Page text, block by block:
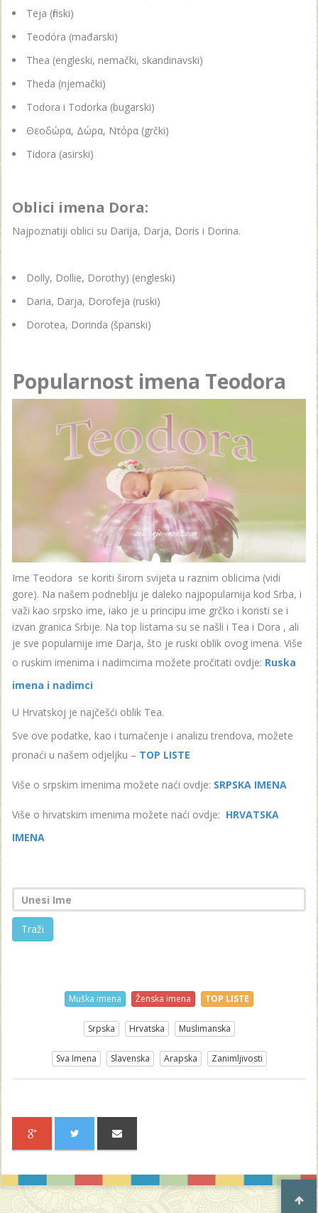
Teja (finski)
Teodóra (mađarski)
Thea (engleski, nemački, skandinavski)
Theda (njemački)
Todora i Todorka (bugarski)
Θεοδώρα, Δώρα, Ντόρα (grčki)
Tidora (asirski)
Oblici imena Dora:
Najpoznatiji oblici su Darija, Darja, Doris i Dorina.
Dolly, Dollie, Dorothy) (engleski)
Daria, Darja, Dorofeja (ruski)
Dorotea, Dorinda (španski)
Popularnost imena Teodora
Ime Teodora se koriti širom svijeta u raznim oblicima (vidi
gore). Na našem podneblju je daleko najpopularnija kod Srba, i
važi kao srpsko ime, iako je u principu ime grčko i koristi se i
izvan granica Srbije. Na top listama su se našli i Tea i Dora , ali
je sve popularnije ime Darja, što je ruski oblik ovog imena. Više
o ruskim imenima i nadimcima možete pročitati ovdje: Ruska
imena i nadimci
U Hrvatskoj je najčešći oblik Tea.
Sve ove podatke, kao i tumačenje i analizu trendova, možete
pronaći u našem odjeljku – TOP LISTE
Više o srpskim imenima možete naći ovdje: SRPSKA IMENA
Više o hrvatskim imenima možete naći ovdje: HRVATSKA
IMENA
Traži
Muška imena Ženska imena TOP LISTE
Srpska Hrvatska Muslimanska
Sva Imena Slavenska Arapska Zanimljivosti